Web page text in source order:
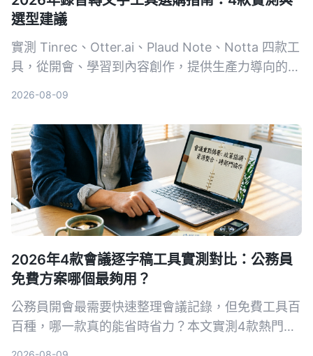
選型建議
實測 Tinrec、Otter.ai、Plaud Note、Notta 四款工
具，從開會、學習到內容創作，提供生產力導向的選
2026-08-09
2026年4款會議逐字稿工具實測對比：公務員
免費方案哪個最夠用？
公務員開會最需要快速整理會議記錄，但免費工具百
百種，哪一款真的能省時省力？本文實測4款熱門AI